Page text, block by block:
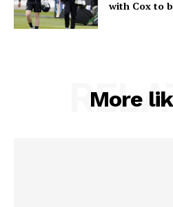
with Cox to
More